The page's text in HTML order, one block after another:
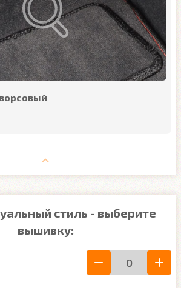
стиль - выберите
вышивку: